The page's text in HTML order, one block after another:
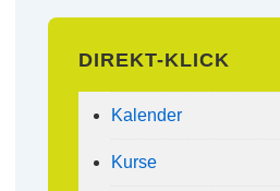
DIREKT-KLICK
Kalender
Kurse